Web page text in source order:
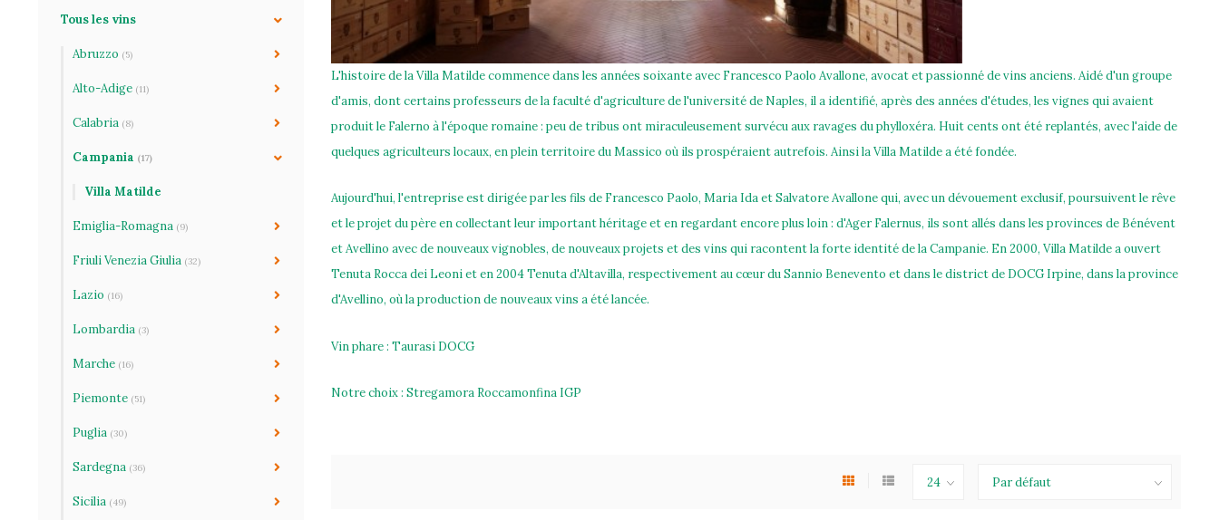
Tous les vins
Abruzzo (5)
Alto-Adige (11)
Calabria (8)
Campania (17)
Villa Matilde
Emiglia-Romagna (9)
Friuli Venezia Giulia (32)
Lazio (16)
Lombardia (3)
Marche (16)
Piemonte (51)
Puglia (30)
Sardegna (36)
Sicilia (49)
L'histoire de la Villa Matilde commence dans les années soixante avec Francesco Paolo Avallone, avocat et passionné de vins anciens. Aidé d'un groupe
d'amis, dont certains professeurs de la faculté d'agriculture de l'université de Naples, il a identifié, après des années d'études, les vignes qui avaient
produit le Falerno à l'époque romaine : peu de tribus ont miraculeusement survécu aux ravages du phylloxéra. Huit cents ont été replantés, avec l'aide de
quelques agriculteurs locaux, en plein territoire du Massico où ils prospéraient autrefois. Ainsi la Villa Matilde a été fondée.
Aujourd'hui, l'entreprise est dirigée par les fils de Francesco Paolo, Maria Ida et Salvatore Avallone qui, avec un dévouement exclusif, poursuivent le rêve
et le projet du père en collectant leur important héritage et en regardant encore plus loin : d'Ager Falernus, ils sont allés dans les provinces de Bénévent
et Avellino avec de nouveaux vignobles, de nouveaux projets et des vins qui racontent la forte identité de la Campanie. En 2000, Villa Matilde a ouvert
Tenuta Rocca dei Leoni et en 2004 Tenuta d'Altavilla, respectivement au cœur du Sannio Benevento et dans le district de DOCG Irpine, dans la province
d'Avellino, où la production de nouveaux vins a été lancée.
Vin phare : Taurasi DOCG
Notre choix : Stregamora Roccamonfina IGP